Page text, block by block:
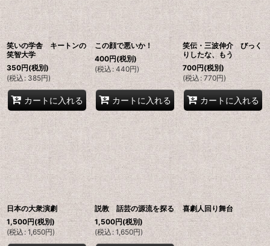
笑いの学舎 キートンの
笑智大学
350円(税別)
(税込 : 385円)
カートに入れる
この顔で悪いか！
400円(税別)
(税込: 440円)
カートに入れる
笑伝・三波伸介 びっく
りしたな、もう
700円(税別)
(税込: 770円)
カートに入れる
日本の大衆演劇
1,500円(税別)
(税込 : 1,650円)
説教 話芸の源流を探る
1,500円(税別)
(税込 : 1,650円)
喜劇人回り舞台